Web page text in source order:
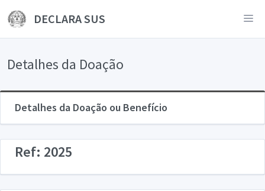
DECLARA SUS
Detalhes da Doação
Detalhes da Doação ou Benefício
Ref: 2025